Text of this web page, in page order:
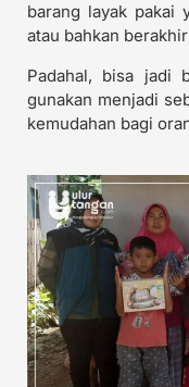
barang layak pakai
atau bahkan
Padahal, bisa jadi
gunakan menjadi
kemudahan bagi